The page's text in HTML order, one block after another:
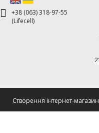
+38 (063) 318-97-55
(Lifecell)
Cтворення інтернет-